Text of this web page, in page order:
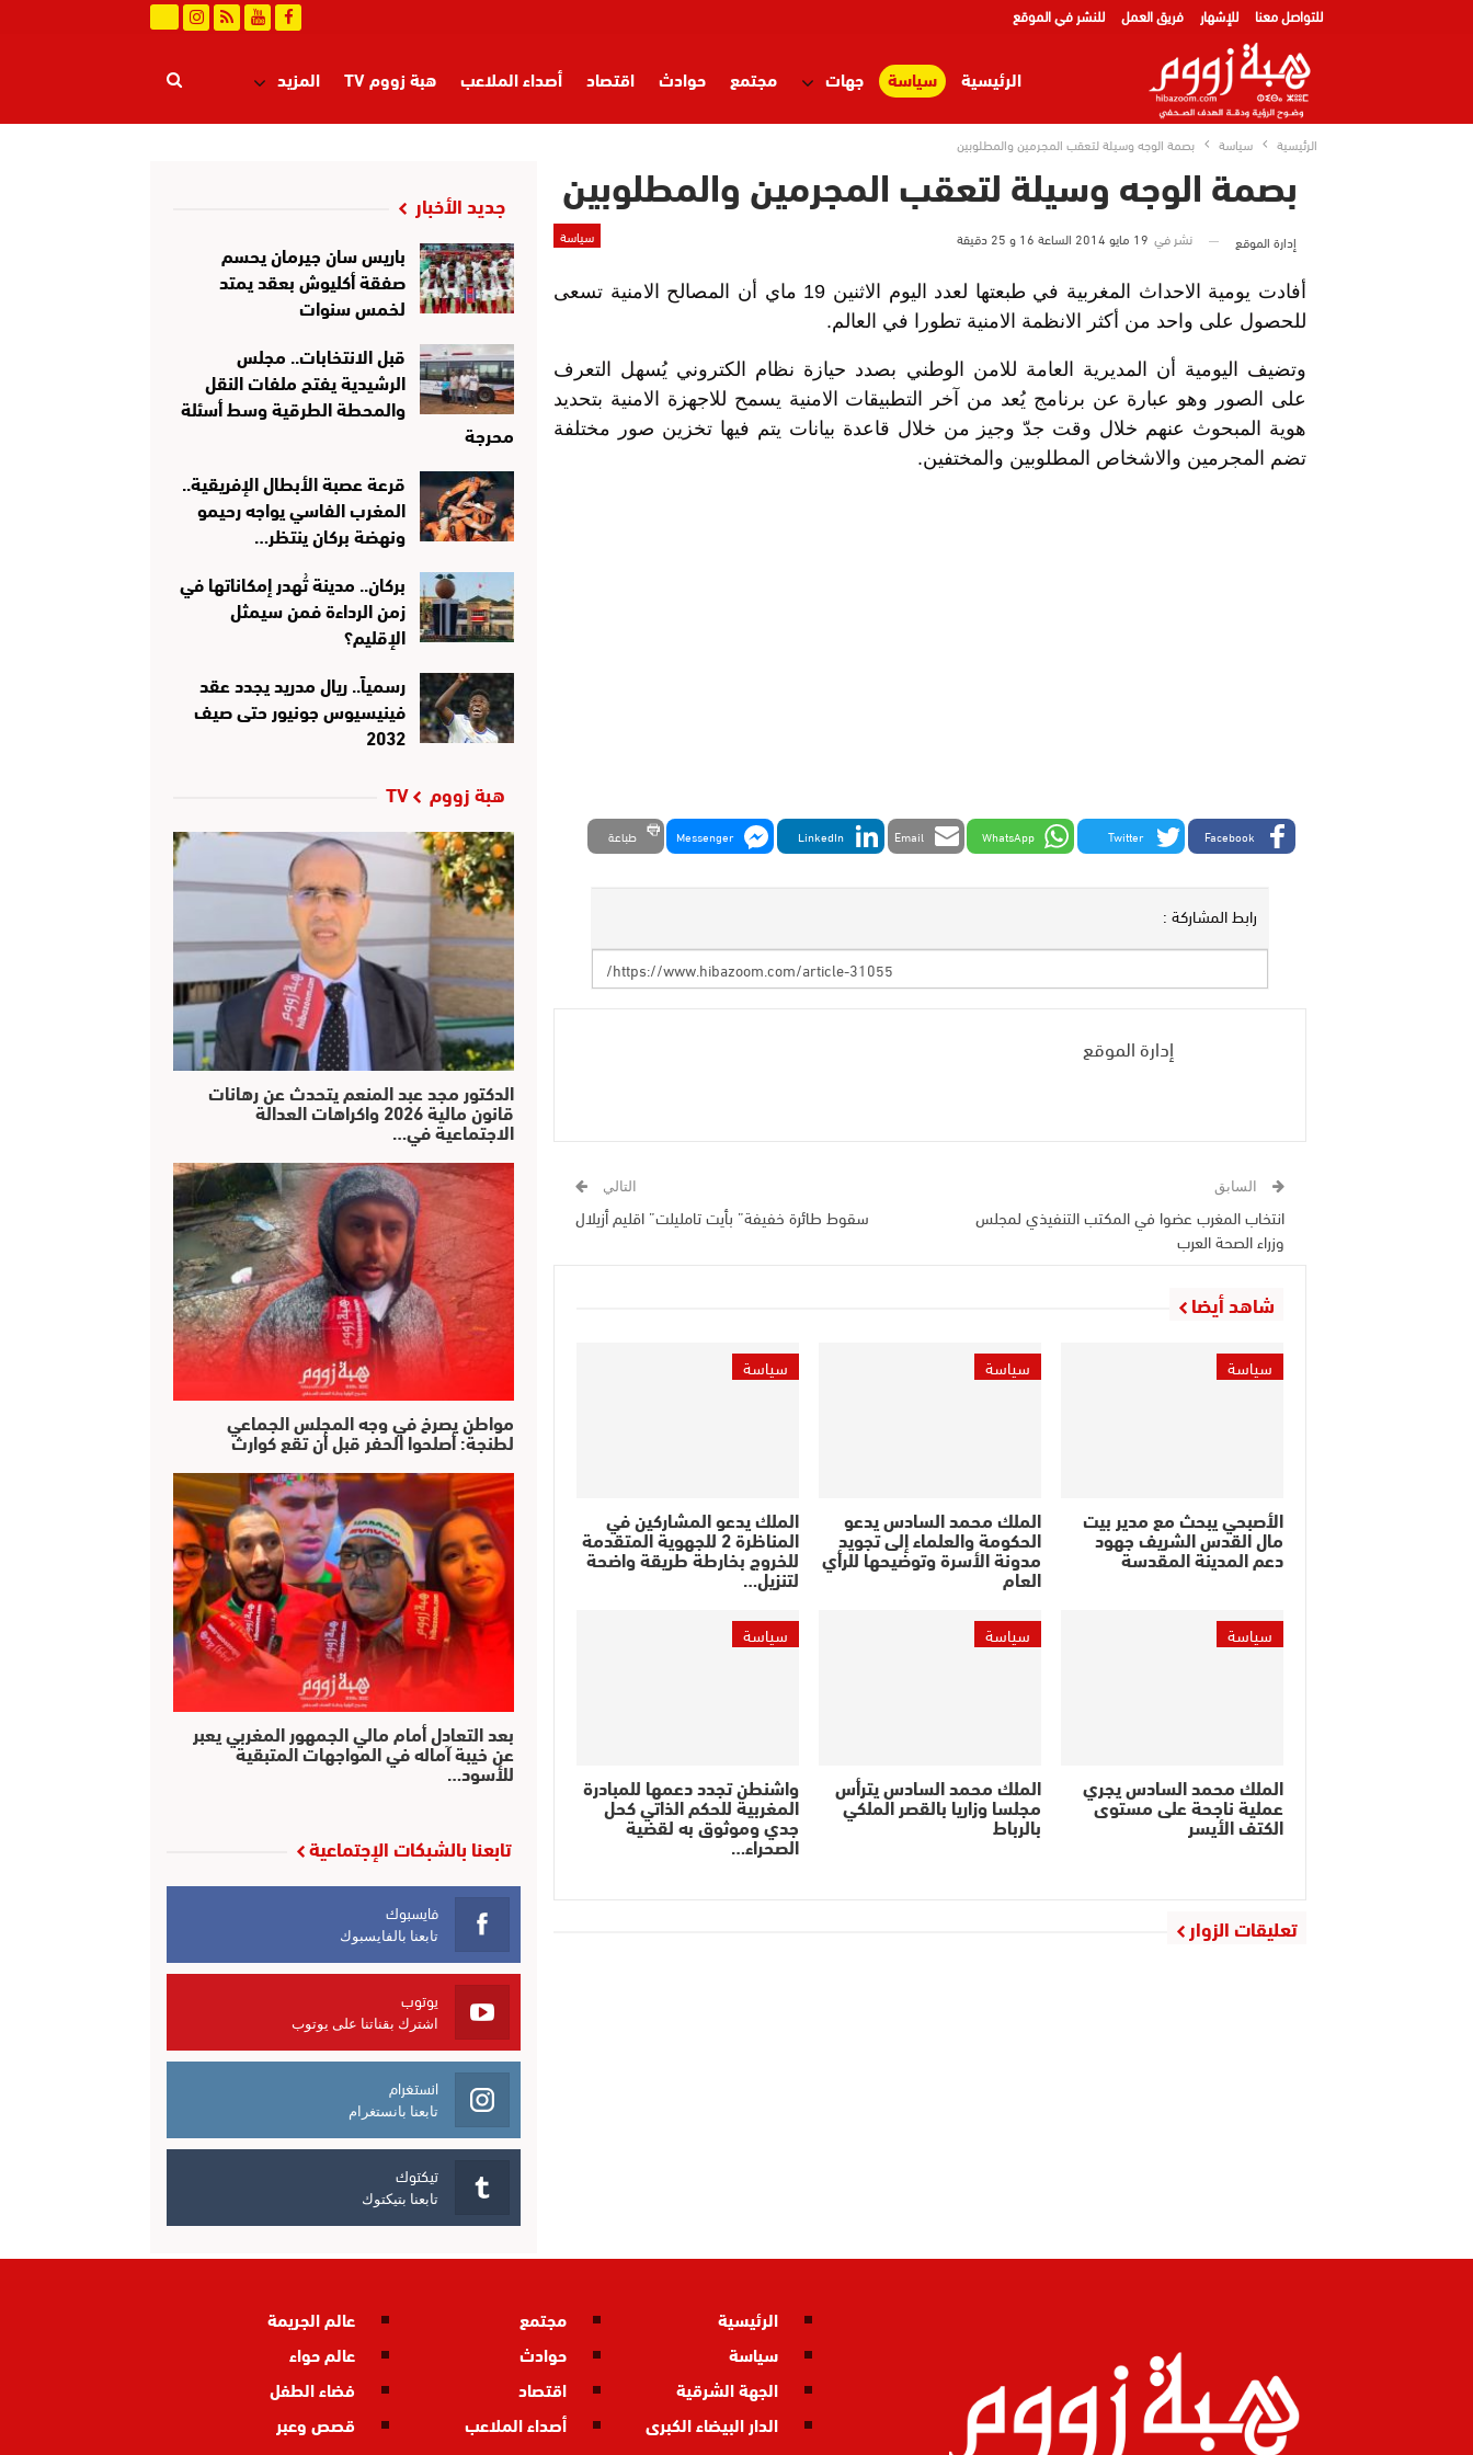
للتواصل معنا للإشهار فريق العمل للنشر في الموقع
الرئيسية سياسة جهات مجتمع حوادث اقتصاد أصداء الملاعب هبة زووم TV المزيد
الرئيسية سياسة بصمة الوجه وسيلة لتعقب المجرمين والمطلوبين
بصمة الوجه وسيلة لتعقب المجرمين والمطلوبين
سياسة إدارة الموقع نشر في 19 مايو 2014 الساعة 16 و 25 دقيقة
أفادت يومية الاحداث المغربية في طبعتها لعدد اليوم الاثنين 19 ماي أن المصالح الامنية تسعى
للحصول على واحد من أكثر الانظمة الامنية تطورا في العالم.
وتضيف اليومية أن المديرية العامة للامن الوطني بصدد حيازة نظام الكتروني يُسهل التعرف
على الصور وهو عبارة عن برنامج يُعد من آخر التطبيقات الامنية يسمح للاجهزة الامنية بتحديد
هوية المبحوث عنهم خلال وقت جدّ وجيز من خلال قاعدة بيانات يتم فيها تخزين صور مختلفة
تضم المجرمين والاشخاص المطلوبين والمختفين.
Facebook
Twitter
WhatsApp
Email
LinkedIn
Messenger طباعة
رابط المشاركة :
إدارة الموقع
السابق
انتخاب المغرب عضوا في المكتب التنفيذي لمجلس
وزراء الصحة العرب
التالي
سقوط طائرة خفيفة” بأيت تامليلت” اقليم أزيلال
شاهد أيضا
سياسة
الأصبحي يبحث مع مدير بيت
مال القدس الشريف جهود
دعم المدينة المقدسة
سياسة
الملك محمد السادس يدعو
الحكومة والعلماء إلى تجويد
مدونة الأسرة وتوضيحها للرأي
العام
سياسة
الملك يدعو المشاركين في
المناظرة 2 للجهوية المتقدمة
للخروج بخارطة طريقة واضحة
لتنزيل…
سياسة
الملك محمد السادس يجري
عملية ناجحة على مستوى
الكتف الأيسر
سياسة
الملك محمد السادس يترأس
مجلسا وزاريا بالقصر الملكي
بالرباط
سياسة
واشنطن تجدد دعمها للمبادرة
المغربية للحكم الذاتي كحل
جدي وموثوق به لقضية
الصحراء…
تعليقات الزوار
جديد الأخبار
باريس سان جيرمان يحسم
صفقة أكليوش بعقد يمتد
لخمس سنوات
قبل الانتخابات.. مجلس
الرشيدية يفتح ملفات النقل
والمحطة الطرقية وسط أسئلة
محرجة
قرعة عصبة الأبطال الإفريقية..
المغرب الفاسي يواجه رحيمو
ونهضة بركان ينتظر…
بركان.. مدينة تُهدر إمكاناتها في
زمن الرداءة فمن سيمثل
الإقليم؟
رسمياً.. ريال مدريد يجدد عقد
فينيسيوس جونيور حتى صيف
2032
هبة زووم TV
الدكتور مجد عبد المنعم يتحدث عن رهانات
قانون مالية 2026 واكراهات العدالة
الاجتماعية في…
مواطن يصرخ في وجه المجلس الجماعي
لطنجة: أصلحوا الحفر قبل أن تقع كوارث
بعد التعادل أمام مالي الجمهور المغربي يعبر
عن خيبة آماله في المواجهات المتبقية
للأسود…
تابعنا بالشبكات الإجتماعية
فايسبوك
تابعنا بالفايسبوك
يوتوب
اشترك بقناتنا على يوتوب
انستغرام
تابعنا بانستغرام
تيكتوك
تابعنا بتيكتوك
الرئيسية
سياسة
الجهة الشرقية
الدار البيضاء الكبرى
مجتمع
حوادث
اقتصاد
أصداء الملاعب
عالم الجريمة
عالم حواء
فضاء الطفل
قصص وعبر